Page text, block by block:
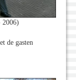
2006)
de gasten